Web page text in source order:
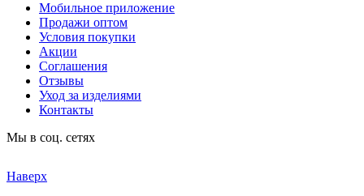
Мобильное приложение
Продажи оптом
Условия покупки
Акции
Соглашения
Отзывы
Уход за изделиями
Контакты
Мы в соц. сетях
Наверх